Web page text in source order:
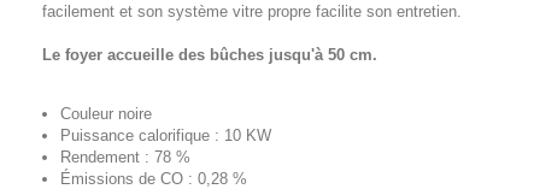
facilement et son système vitre propre facilite son entretien.
Le foyer accueille des bûches jusqu'à 50 cm.
Couleur noire
Puissance calorifique : 10 KW
Rendement : 78 %
Émissions de CO : 0,28 %